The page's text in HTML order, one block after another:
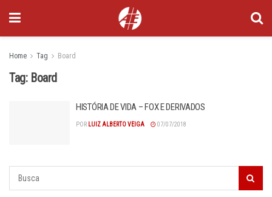
Home Tag Board
Tag: Board
HISTÓRIA DE VIDA – FOX E DERIVADOS
POR LUIZ ALBERTO VEIGA 07/07/2018